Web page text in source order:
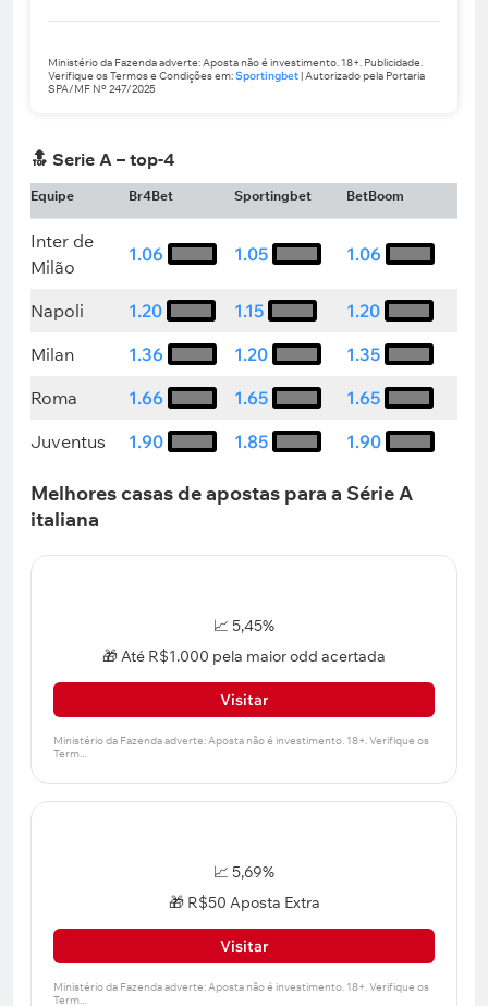
Ministério da Fazenda adverte: Aposta não é investimento. 18+. Publicidade.
Verifique os Termos e Condições em:Sportingbet| Autorizado pela Portaria
SPA/MF Nº 247/2025
🔝 Serie A – top-4
Equipe Br4Bet Sportingbet BetBoom
Inter de
Milão
1.06 1.05 1.06
Napoli 1.20 1.15
1.20
Milan
1.36 1.20
1.35
Roma
1.66 1.65
1.65
Juventus
1.90 1.85 1.90
Melhores casas de apostas para a Série A
italiana
📈 5,45%
🎁 Até R$1.000 pela maior odd acertada
Visitar
📈 5,69%
🎁 R$50 Aposta Extra
Visitar